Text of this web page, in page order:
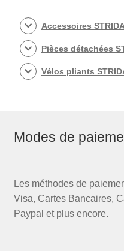
Accessoires
Pièces détachées
Vélos pliants
Modes de
Les méthodes de
Visa, Cartes Bancaires,
Paypal et plus encore.